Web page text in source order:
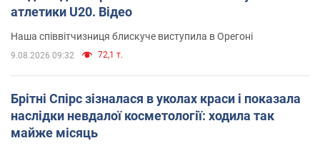
атлетики U20. Відео
Наша співвітчизниця блискуче виступила в Орегоні
9.08.2026 09:32 72,1 т.
Брітні Спірс зізналася в уколах краси і показала
наслідки невдалої косметології: ходила так
майже місяць